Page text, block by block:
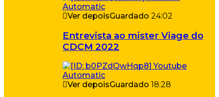
Ver depoisGuardado 24:02
Entrevista ao mister Viage do
CDCM 2022
Ver depoisGuardado 18:28